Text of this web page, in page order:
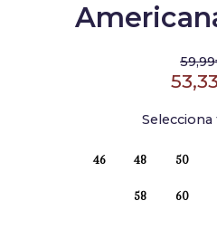
Selecciona
46 48 50
58 60